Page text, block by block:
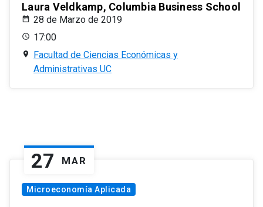
Laura Veldkamp, Columbia Business School
28 de Marzo de 2019
17:00
Facultad de Ciencias Económicas y
Administrativas UC
27 MAR
Microeconomía Aplicada